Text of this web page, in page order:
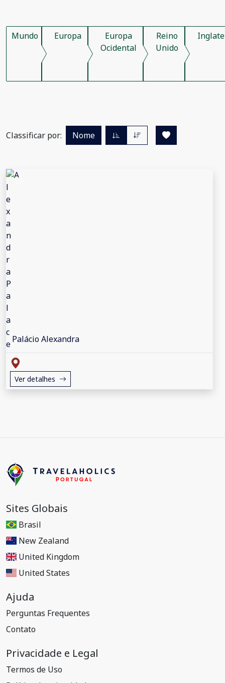
Mundo Europa
Europa
Ocidental
Reino
Unido
Classificar por: Nome
Palácio Alexandra
Ver detalhes
Sites Globais
Brasil
New Zealand
United Kingdom
United States
Ajuda
Perguntas Frequentes
Contato
Privacidade e Legal
Termos de Uso